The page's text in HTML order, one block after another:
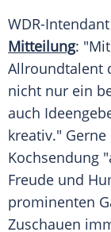
WDR-Intendant
Mitteilung: "Mit
Allroundtalent
nicht nur ein
auch
kreativ."
Kochsendung
Freude und
prominenten
Zuschauen